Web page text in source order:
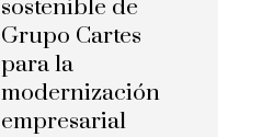
sostenible de
Grupo Cartes
para la
modernización
empresarial